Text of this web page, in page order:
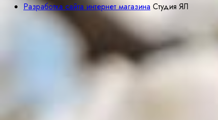
Разработка сайта интернет магазина Студия ЯЛ